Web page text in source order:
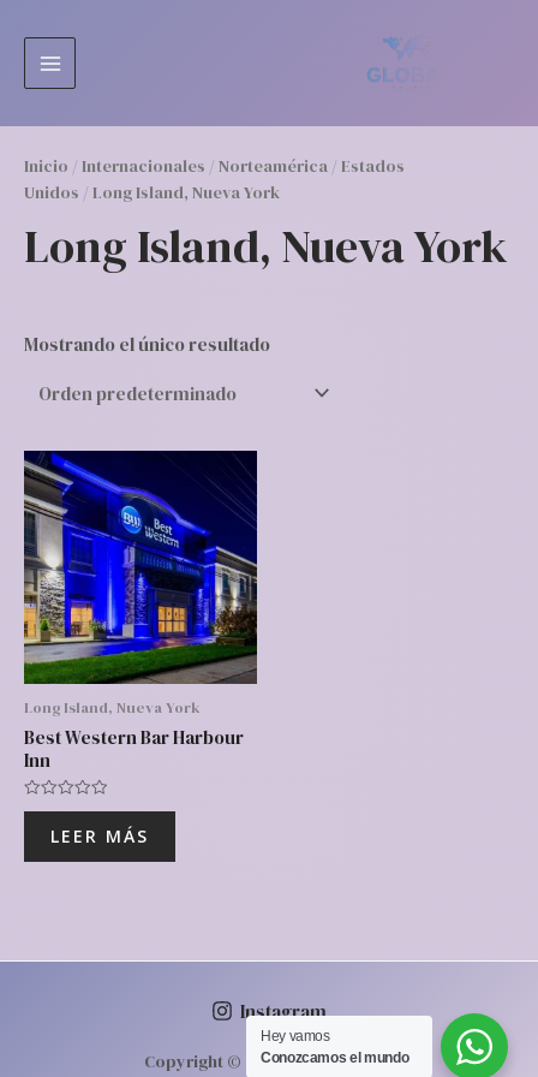
contenidoMENU
Inicio / Internacionales / Norteamérica / Estados
Unidos / Long Island, Nueva York
Long Island, Nueva York
Mostrando el único resultado
Long Island, Nueva York
Best Western Bar Harbour
Inn
Valorado
LEER MÁS
Instagram
Copyright © 2026 | Powered by
Hey vamos‎ ‎ ‎
Conozcamos‎ el mundo